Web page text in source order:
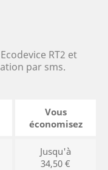
RT2 et
par sms.
Vous
économisez
Jusqu'à
34,50 €